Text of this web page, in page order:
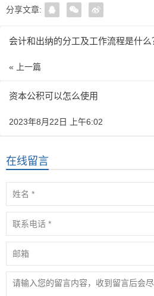
分享文章:
会计和出纳的分工及工作流程是什么
« 上一篇
资本公积可以怎么使用
2023年8月22日 上午6:02
在线留言